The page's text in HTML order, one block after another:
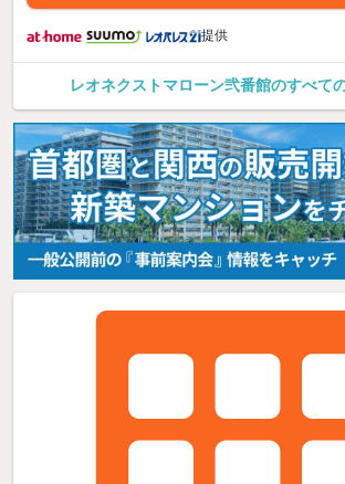
提供
レオネクストマローン弐番館のすべて